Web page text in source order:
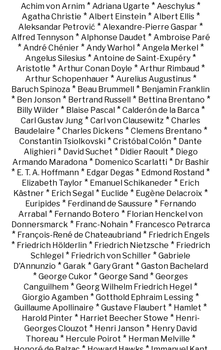
Achim von Arnim * Adriana Ugarte * Aeschylus *
Agatha Christie * Albert Einstein* Albert Ellis*
Aleksandar Petrović * Alexandre-Pierre Gaspar *
Alfred Tennyson* Alphonse Daudet * Ambroise Paré
* André Chénier* Andy Warhol * Angela Merkel *
Angelus Silesius * Antoine de Saint-Exupéry *
Aristotle * Arthur Conan Doyle * Arthur Rimbaud *
Arthur Schopenhauer* Aurelius Augustinus*
Baruch Spinoza * Beau Brummell * Benjamin Franklin
* Ben Jonson* Bertrand Russell * Bettina Brentano *
Billy Wilder* Blaise Pascal* Calderón de la Barca*
Carl Gustav Jung * Carl von Clausewitz * Charles
Baudelaire * Charles Dickens* Clemens Brentano *
Constantin Tsiolkovski * Cristóbal Colón * Dante
Alighieri* David Suchet * Didier Raoult * Diego
Armando Maradona* Domenico Scarlatti* Dr Bashir
* E. T. A. Hoffmann * Edgar Degas * Edmond Rostand *
Elizabeth Taylor * Emanuel Schikaneder * Erich
Kästner * Erich Segal * Euclide * Eugène Delacroix *
Euripides* Ferdinand de Saussure * Fernando
Arrabal * Fernando Botero * Florian Henckel von
Donnersmarck * Franc-Nohain* Francesco Petrarca
* François-René de Chateaubriand* Friedrich Engels
* Friedrich Hölderlin* Friedrich Nietzsche * Friedrich
Schlegel * Friedrich von Schiller * Gabriele
D'Annunzio * Garak * Gary Grant * Gaston Bachelard
* George Cukor * George Sand * Georges
Canguilhem * Georg Wilhelm Friedrich Hegel *
Giorgio Agamben * Gotthold Ephraim Lessing *
Guillaume Apollinaire * Gustave Flaubert * Hamlet *
Harold Pinter* Harriet Beecher Stowe * Henri-
Georges Clouzot * Henri Janson * Henry David
Thoreau * Hercule Poirot * Herman Melville *